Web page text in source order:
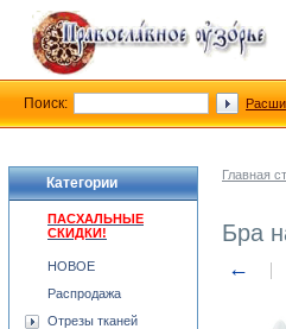
Главная
Бра
←
Категории
ПАСХАЛЬНЫЕ
СКИДКИ!
НОВОЕ
Распродажа
Отрезы тканей
Поиск: